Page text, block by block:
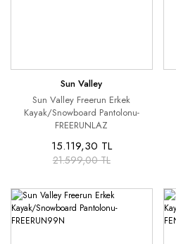
Sun Valley
Sun Valley Freerun Erkek
Kayak/Snowboard Pantolonu-
FREERUNLAZ
15.119,30 TL
21.599,00 TL